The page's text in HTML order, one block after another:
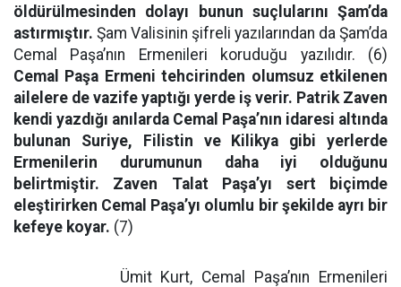
öldürülmesinden dolayı bunun suçlularını Şam’da
astırmıştır. Şam Valisinin şifreli yazılarından da Şam’da
Cemal Paşa’nın Ermenileri koruduğu yazılıdır. (6)
Cemal Paşa Ermeni tehcirinden olumsuz etkilenen
ailelere de vazife yaptığı yerde iş verir. Patrik Zaven
kendi yazdığı anılarda Cemal Paşa’nın idaresi altında
bulunan Suriye, Filistin ve Kilikya gibi yerlerde
Ermenilerin durumunun daha iyi olduğunu
belirtmiştir. Zaven Talat Paşa’yı sert biçimde
eleştirirken Cemal Paşa’yı olumlu bir şekilde ayrı bir
kefeye koyar. (7)
Ümit Kurt, Cemal Paşa’nın Ermenileri